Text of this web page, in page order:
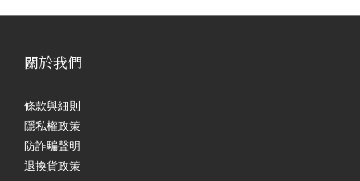
關於我們
條款與細則
隱私權政策
防詐騙聲明
退換貨政策